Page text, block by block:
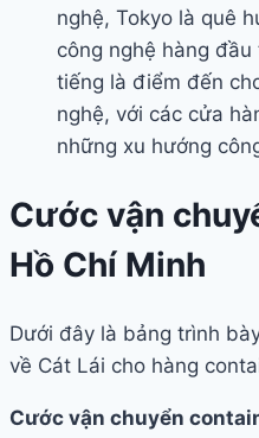
nghệ, Tokyo là quê
công nghệ hàng
tiếng là điểm đến
nghệ, với các cửa
những xu hướng
Cước vận
Hồ Chí Minh
Dưới đây là bảng trình
về Cát Lái cho hàng
Cước vận chuyển